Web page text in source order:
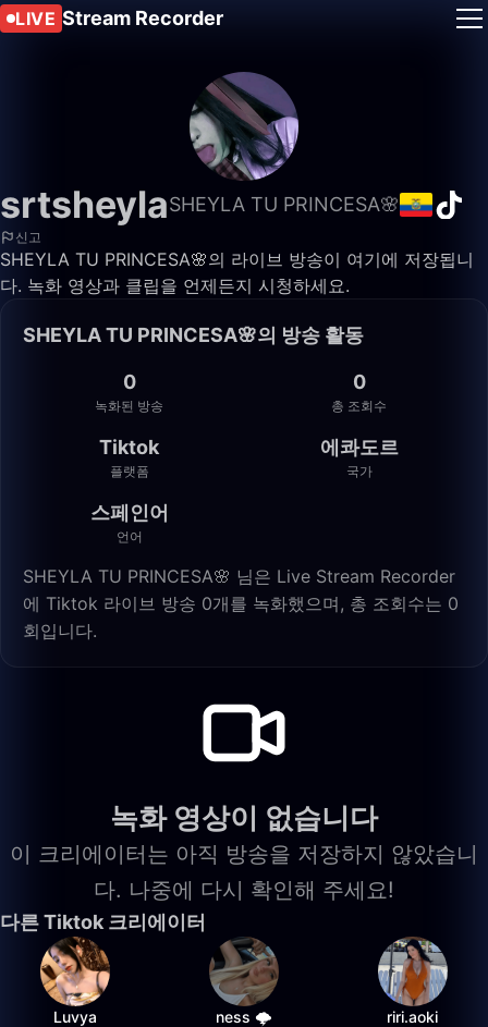
LIVE Stream Recorder
srtsheylaSHEYLA TU PRINCESA🌸
신고
SHEYLA TU PRINCESA🌸의 라이브 방송이 여기에 저장됩니
다. 녹화 영상과 클립을 언제든지 시청하세요.
SHEYLA TU PRINCESA🌸의 방송 활동
0
녹화된 방송
0
총 조회수
Tiktok
플랫폼
에콰도르
국가
스페인어
언어
SHEYLA TU PRINCESA🌸 님은 Live Stream Recorder
에 Tiktok 라이브 방송 0개를 녹화했으며, 총 조회수는 0
회입니다.
녹화 영상이 없습니다
이 크리에이터는 아직 방송을 저장하지 않았습니
다. 나중에 다시 확인해 주세요!
다른 Tiktok 크리에이터
Luvya ness 🌩️ riri.aoki